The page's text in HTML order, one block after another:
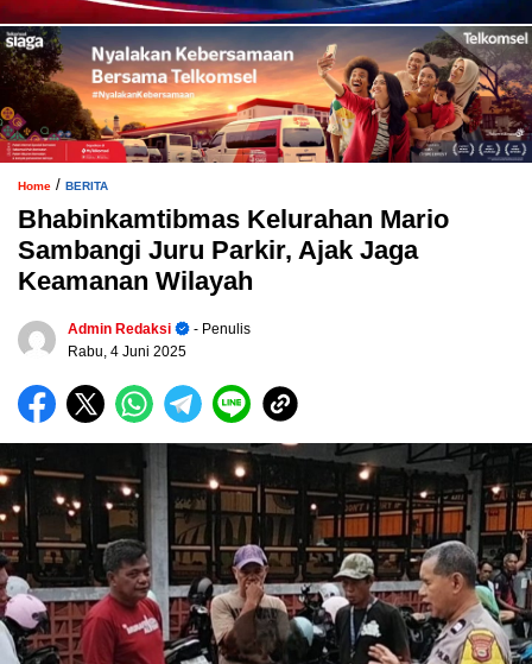
Home / BERITA
Bhabinkamtibmas Kelurahan Mario
Sambangi Juru Parkir, Ajak Jaga
Keamanan Wilayah
Admin Redaksi
- Penulis
Rabu, 4 Juni 2025